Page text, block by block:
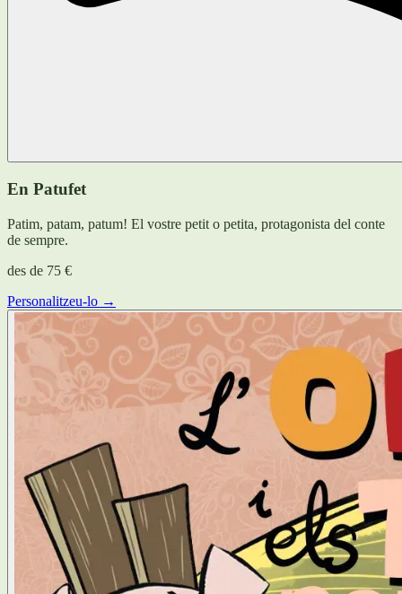
En Patufet
Patim, patam, patum! El vostre petit o petita, protagonista del conte
de sempre.
des de 75 €
Personalitzeu-lo →